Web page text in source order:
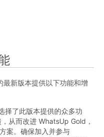
新版本提供以下功能和增
择了此版本提供的众多功
从而改进 WhatsUp Gold，
案。确保加入并参与